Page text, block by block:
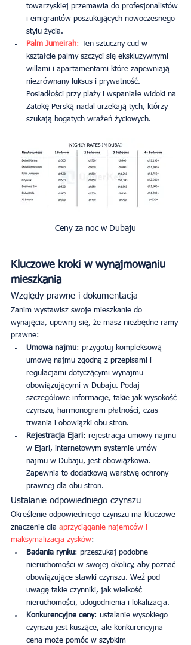
towarzyskiej przemawia do profesjonalistów
i emigrantów poszukujących nowoczesnego
stylu życia.
Palm Jumeirah: Ten sztuczny cud w
kształcie palmy szczyci się ekskluzywnymi
willami i apartamentami które zapewniają
niezrównany luksus i prywatność.
Posiadłości przy plaży i wspaniałe widoki na
Zatokę Perską nadal urzekają tych, którzy
szukają bogatych wrażeń życiowych.
Ceny za noc w Dubaju
Kluczowe kroki w wynajmowaniu
mieszkania
Względy prawne i dokumentacja
Zanim wystawisz swoje mieszkanie do
wynajęcia, upewnij się, że masz niezbędne ramy
prawne:
Umowa najmu: przygotuj kompleksową
umowę najmu zgodną z przepisami i
regulacjami dotyczącymi wynajmu
obowiązującymi w Dubaju. Podaj
szczegółowe informacje, takie jak wysokość
czynszu, harmonogram płatności, czas
trwania i obowiązki obu stron.
Rejestracja Ejari: rejestracja umowy najmu
w Ejari, internetowym systemie umów
najmu w Dubaju, jest obowiązkowa.
Zapewnia to dodatkową warstwę ochrony
prawnej dla obu stron.
Ustalanie odpowiedniego czynszu
Określenie odpowiedniego czynszu ma kluczowe
znaczenie dla aprzyciąganie najemców i
maksymalizacja zysków:
Badania rynku: przeszukaj podobne
nieruchomości w swojej okolicy, aby poznać
obowiązujące stawki czynszu. Weź pod
uwagę takie czynniki, jak wielkość
nieruchomości, udogodnienia i lokalizacja.
Konkurencyjne ceny: ustalanie wysokiego
czynszu jest kuszące, ale konkurencyjna
cena może pomóc w szybkim